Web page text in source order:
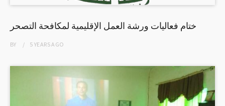
ختام فعاليات ورشة العمل الإقليمية لمكافحة التصحر
BY 5 YEARSAGO